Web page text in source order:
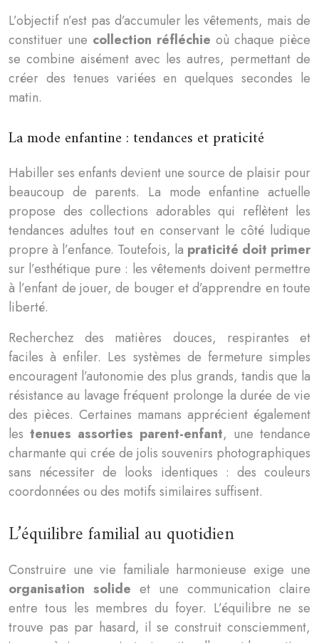
L’objectif n’est pas d’accumuler les vêtements, mais de
constituer une collection réfléchie où chaque pièce
se combine aisément avec les autres, permettant de
créer des tenues variées en quelques secondes le
matin.
La mode enfantine : tendances et praticité
Habiller ses enfants devient une source de plaisir pour
beaucoup de parents. La mode enfantine actuelle
propose des collections adorables qui reflètent les
tendances adultes tout en conservant le côté ludique
propre à l’enfance. Toutefois, la praticité doit primer
sur l’esthétique pure : les vêtements doivent permettre
à l’enfant de jouer, de bouger et d’apprendre en toute
liberté.
Recherchez des matières douces, respirantes et
faciles à enfiler. Les systèmes de fermeture simples
encouragent l’autonomie des plus grands, tandis que la
résistance au lavage fréquent prolonge la durée de vie
des pièces. Certaines mamans apprécient également
les tenues assorties parent-enfant, une tendance
charmante qui crée de jolis souvenirs photographiques
sans nécessiter de looks identiques : des couleurs
coordonnées ou des motifs similaires suffisent.
L’équilibre familial au quotidien
Construire une vie familiale harmonieuse exige une
organisation solide et une communication claire
entre tous les membres du foyer. L’équilibre ne se
trouve pas par hasard, il se construit consciemment,